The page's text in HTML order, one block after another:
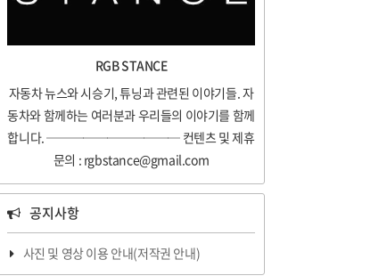
RGB STANCE
자동차 뉴스와 시승기, 튜닝과 관련된 이야기들. 자
동차와 함께하는 여러분과 우리들의 이야기를 함께
합니다. ─────────── 컨텐츠 및 제휴
문의 : rgbstance@gmail.com
공지사항
사진 및 영상 이용 안내(저작권 안내)